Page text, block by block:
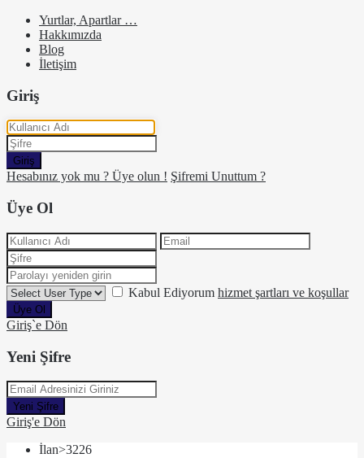
Yurtlar, Apartlar …
Hakkımızda
Blog
İletişim
Giriş
Giriş
Hesabınız yok mu ? Üye olun ! Şifremi Unuttum ?
Üye Ol
Kabul Ediyorum hizmet şartları ve koşullar
Üye Ol
Giriş`e Dön
Yeni Şifre
Yeni Şifre
Giriş'e Dön
İlan>3226